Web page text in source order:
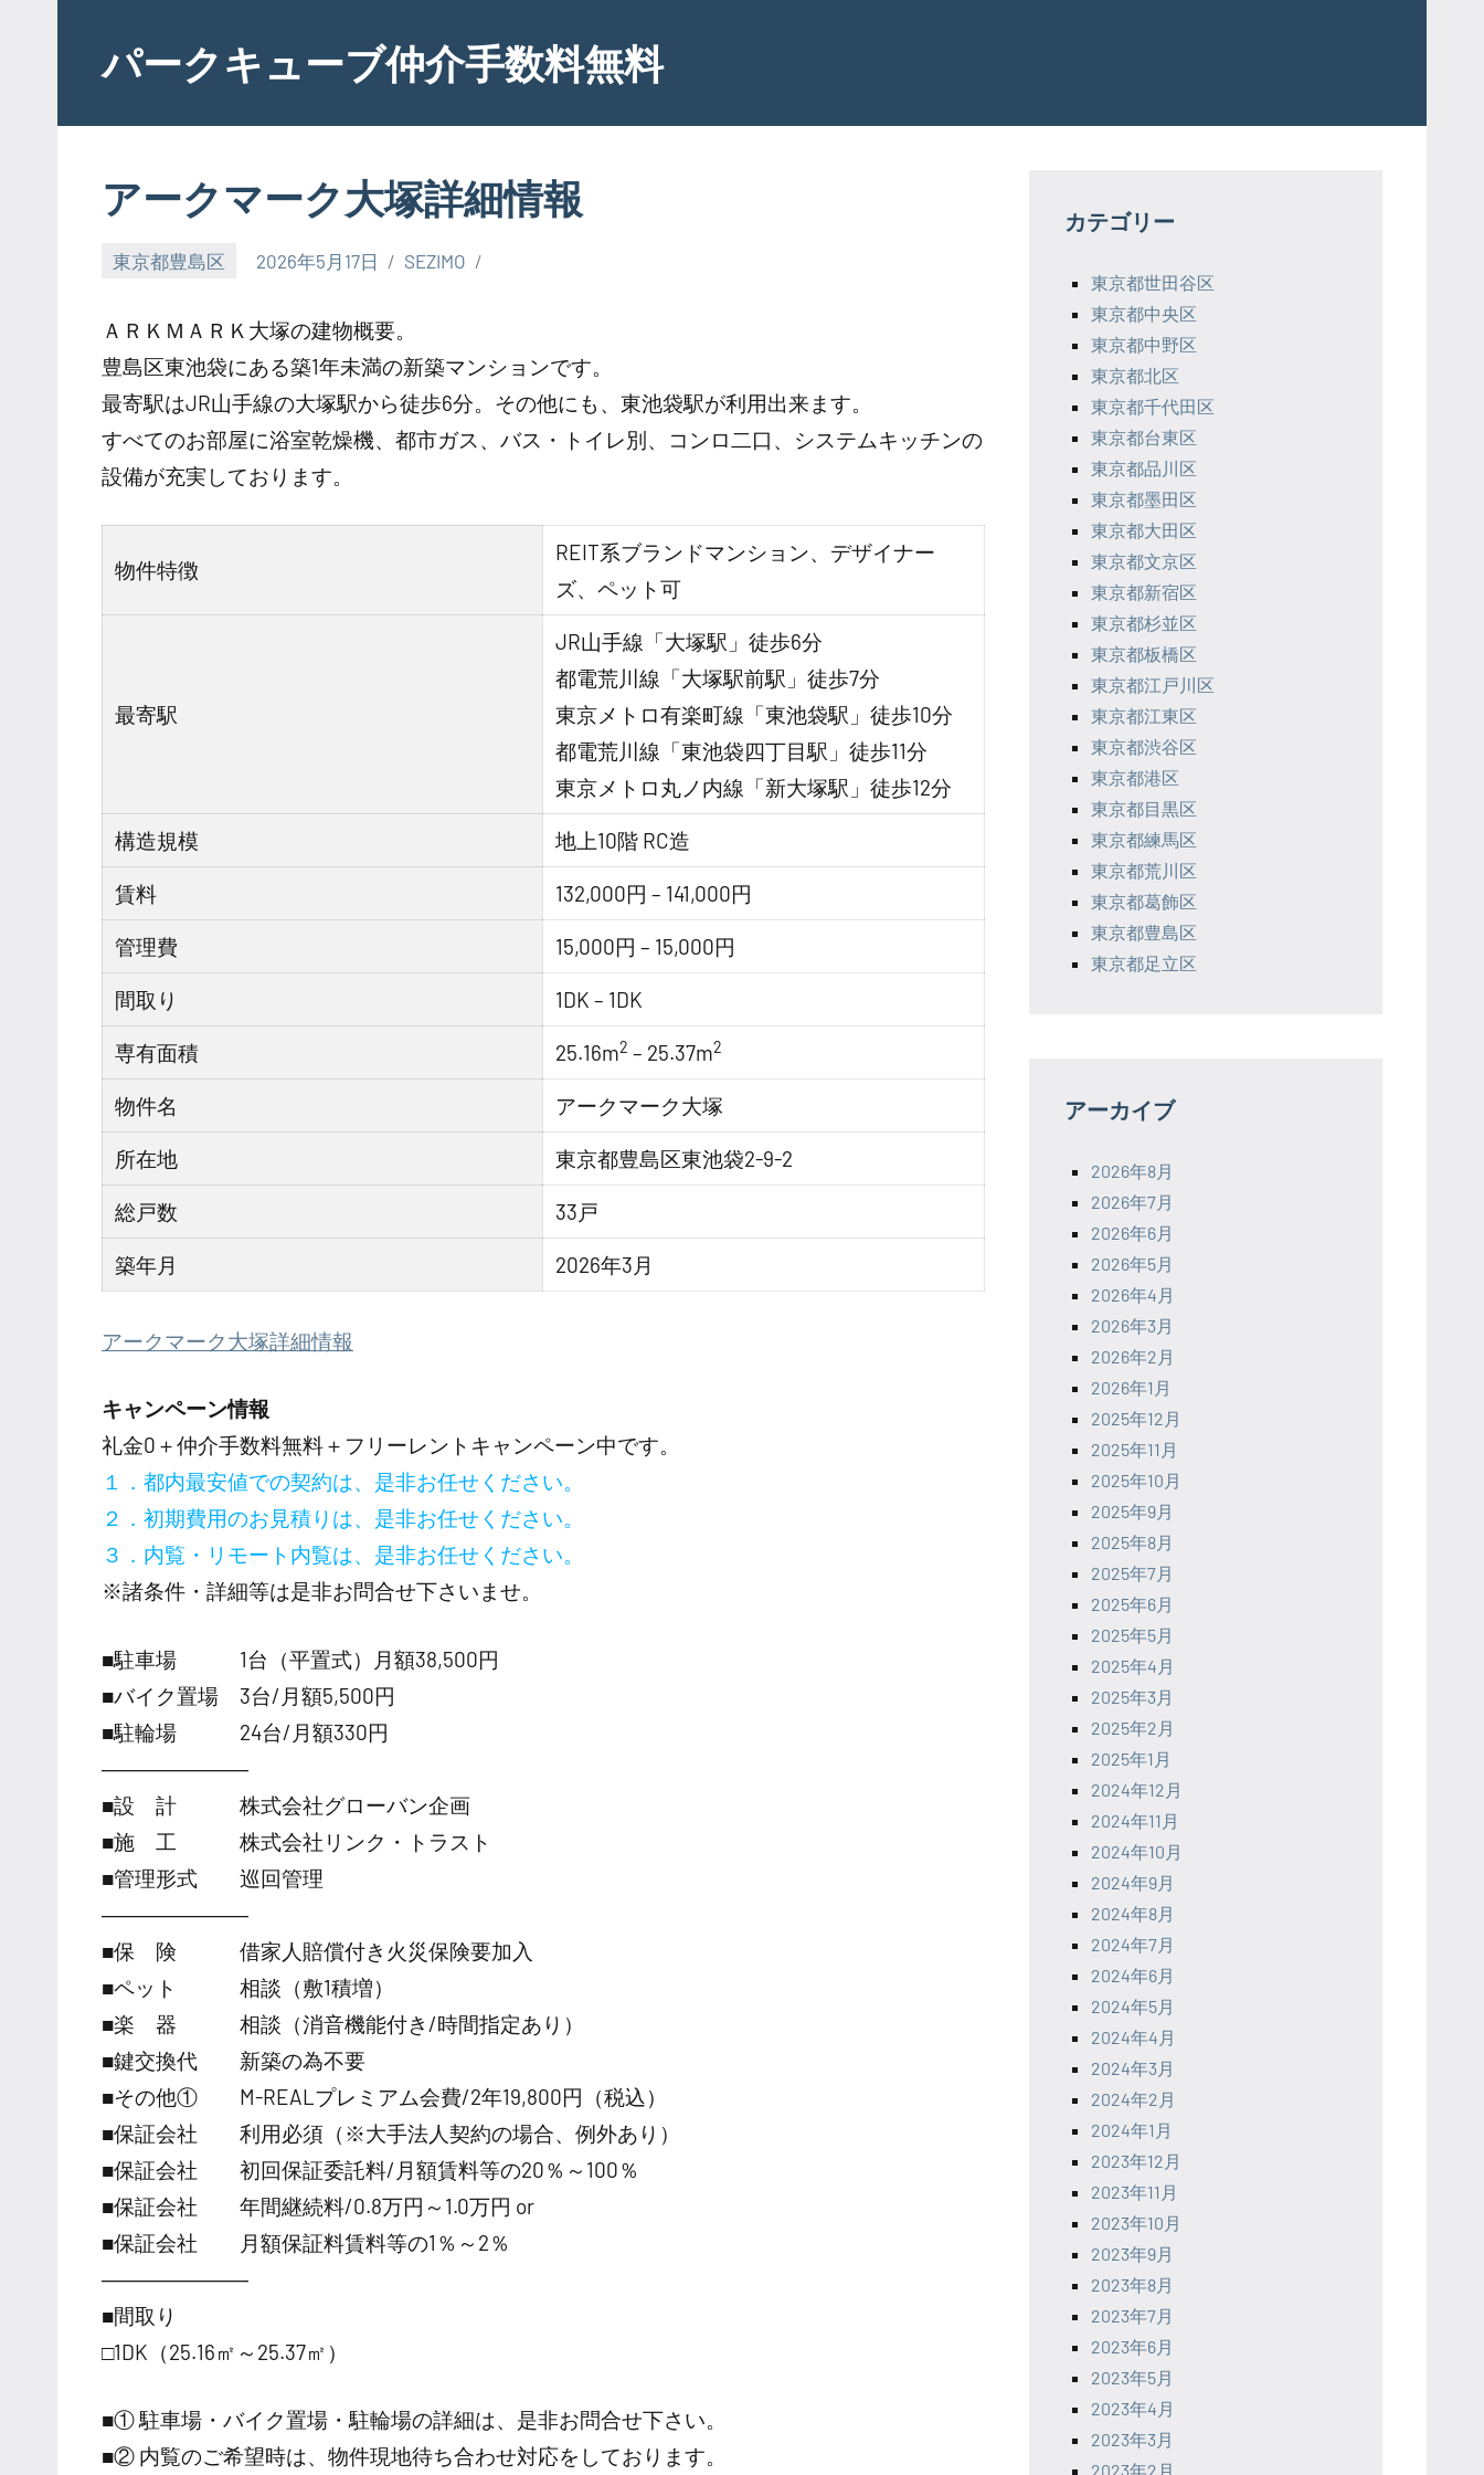
contentパークキューブ仲介手数料無料
アークマーク大塚詳細情報
東京都豊島区 2026年5月17日 SEZIMO
ＡＲＫＭＡＲＫ大塚の建物概要。
豊島区東池袋にある築1年未満の新築マンションです。
最寄駅はJR山手線の大塚駅から徒歩6分。その他にも、東池袋駅が利用出来ます。
すべてのお部屋に浴室乾燥機、都市ガス、バス・トイレ別、コンロ二口、システムキッチンの
設備が充実しております。
物件特徴
REIT系ブランドマンション、デザイナー
ズ、ペット可
最寄駅
JR山手線「大塚駅」徒歩6分
都電荒川線「大塚駅前駅」徒歩7分
東京メトロ有楽町線「東池袋駅」徒歩10分
都電荒川線「東池袋四丁目駅」徒歩11分
東京メトロ丸ノ内線「新大塚駅」徒歩12分
構造規模 地上10階 RC造
賃料 132,000円 – 141,000円
管理費 15,000円 – 15,000円
間取り 1DK – 1DK
専有面積 25.16m2 – 25.37m2
物件名 アークマーク大塚
所在地 東京都豊島区東池袋2-9-2
総戸数 33戸
築年月 2026年3月
アークマーク大塚詳細情報
キャンペーン情報
礼金0 ＋仲介手数料無料＋ フリーレント キャンペーン中です。
１．都内最安値での契約は、是非お任せください。
２．初期費用のお見積りは、是非お任せください。
３．内覧・リモート内覧は、是非お任せください。
※諸条件・詳細等は是非お問合せ下さいませ。
■駐車場 1台（平置式）月額38,500円
■バイク置場 3台/月額5,500円
■駐輪場 24台/月額330円
―――――――
■設 計 株式会社グローバン企画
■施 工 株式会社リンク・トラスト
■管理形式 巡回管理
―――――――
■保 険 借家人賠償付き火災保険要加入
■ペット 相談（敷1積増）
■楽 器 相談（消音機能付き/時間指定あり）
■鍵交換代 新築の為不要
■その他① M-REALプレミアム会費/2年19,800円（税込）
■保証会社 利用必須（※大手法人契約の場合、例外あり）
■保証会社 初回保証委託料/月額賃料等の20％～100％
■保証会社 年間継続料/0.8万円～1.0万円 or
■保証会社 月額保証料賃料等の1％～2％
―――――――
■間取り
□1DK（25.16㎡～25.37㎡）
■① 駐車場・バイク置場・駐輪場の詳細は、是非お問合せ下さい。
■② 内覧のご希望時は、物件現地待ち合わせ対応をしております。
カテゴリー
東京都世田谷区
東京都中央区
東京都中野区
東京都北区
東京都千代田区
東京都台東区
東京都品川区
東京都墨田区
東京都大田区
東京都文京区
東京都新宿区
東京都杉並区
東京都板橋区
東京都江戸川区
東京都江東区
東京都渋谷区
東京都港区
東京都目黒区
東京都練馬区
東京都荒川区
東京都葛飾区
東京都豊島区
東京都足立区
アーカイブ
2026年8月
2026年7月
2026年6月
2026年5月
2026年4月
2026年3月
2026年2月
2026年1月
2025年12月
2025年11月
2025年10月
2025年9月
2025年8月
2025年7月
2025年6月
2025年5月
2025年4月
2025年3月
2025年2月
2025年1月
2024年12月
2024年11月
2024年10月
2024年9月
2024年8月
2024年7月
2024年6月
2024年5月
2024年4月
2024年3月
2024年2月
2024年1月
2023年12月
2023年11月
2023年10月
2023年9月
2023年8月
2023年7月
2023年6月
2023年5月
2023年4月
2023年3月
2023年2月